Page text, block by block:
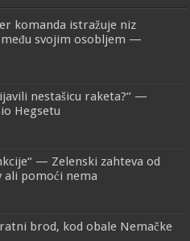
komanda istražuje niz
svojim osobljem —
nestašicu raketa?“ —
Hegsetu
— Zelenski zahteva od
ali pomoći nema
brod, kod obale Nemačke